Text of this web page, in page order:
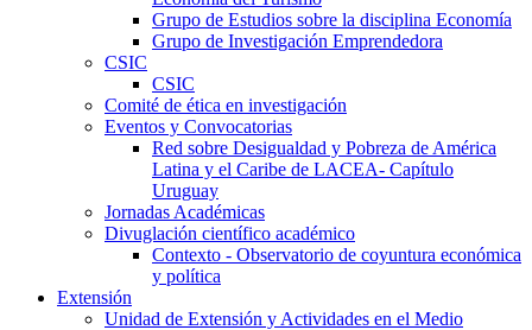
Grupo de Estudios sobre la disciplina Economía
Grupo de Investigación Emprendedora
CSIC
CSIC
Comité de ética en investigación
Eventos y Convocatorias
Red sobre Desigualdad y Pobreza de América
Latina y el Caribe de LACEA- Capítulo
Uruguay
Jornadas Académicas
Divuglación científico académico
Contexto - Observatorio de coyuntura económica
y política
Extensión
Unidad de Extensión y Actividades en el Medio